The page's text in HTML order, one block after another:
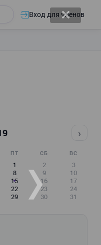
Вход для членов
›
ПТ СБ ВС
1 2
3
8 9
10
15 16
17
22 23
24
29 30 31